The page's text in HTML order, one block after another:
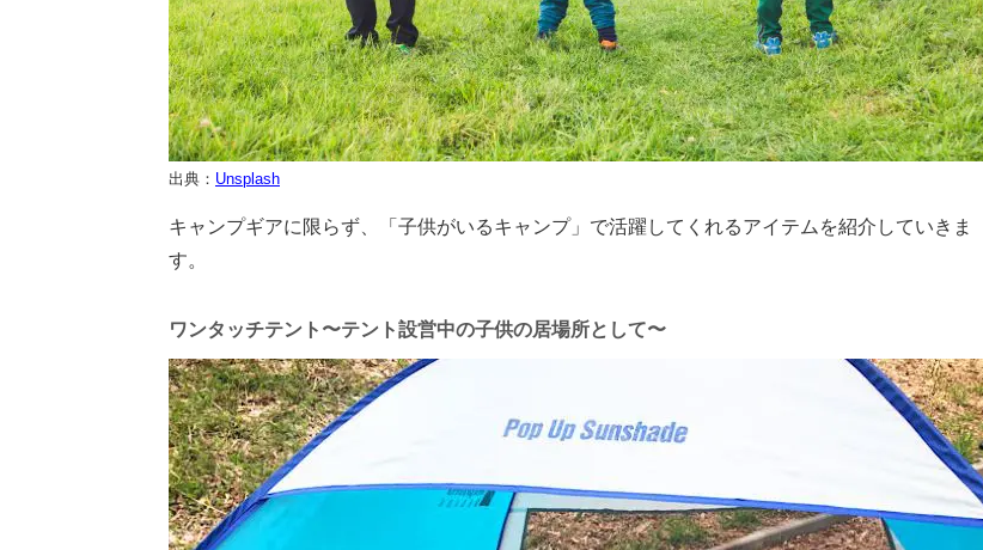
出典： Unsplash
キャンプギアに限らず、「子供がいるキャンプ」で活躍してくれるアイテムを紹介していきま
す。
ワンタッチテント〜テント設営中の子供の居場所として〜